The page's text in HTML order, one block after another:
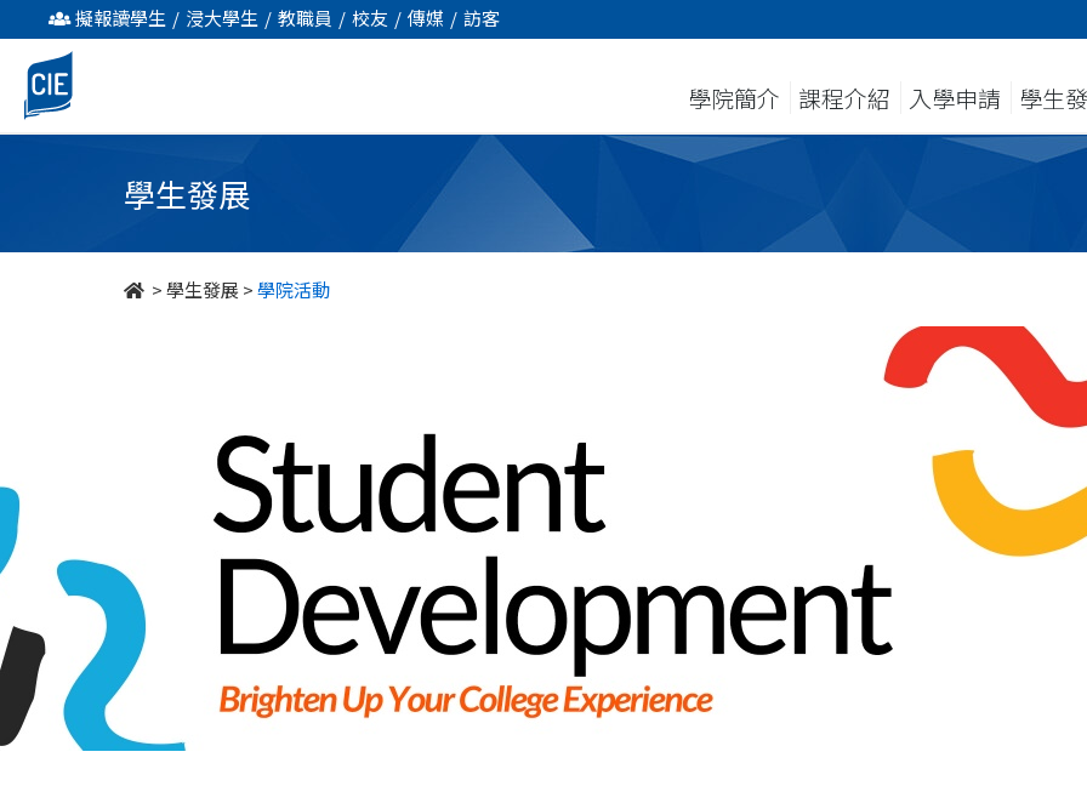
學
院
活
-
國
學
院
-
擬報讀學生 / 浸大學生 / 教職員 / 校友 / 傳媒 / 訪客
學院簡介 課程介紹 入學申請 學生
學生發展
>學生發展 >學院活動